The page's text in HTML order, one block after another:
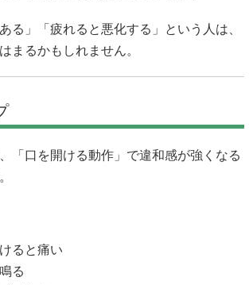
る」「疲れると悪化する」という人は、
まるかもしれません。
「口を開ける動作」で違和感が強くなる
ると痛い
る